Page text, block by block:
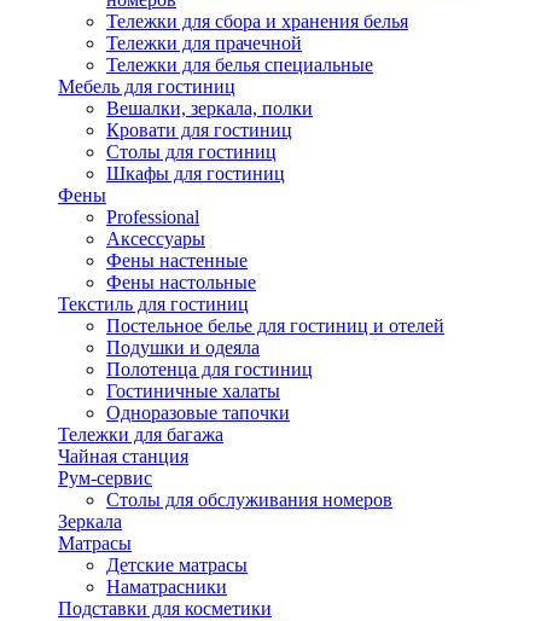
Тележки для сбора и хранения белья
Тележки для прачечной
Тележки для белья специальные
Мебель для гостиниц
Вешалки, зеркала, полки
Кровати для гостиниц
Столы для гостиниц
Шкафы для гостиниц
Фены
Professional
Аксессуары
Фены настенные
Фены настольные
Текстиль для гостиниц
Постельное белье для гостиниц и отелей
Подушки и одеяла
Полотенца для гостиниц
Гостиничные халаты
Одноразовые тапочки
Тележки для багажа
Чайная станция
Рум-сервис
Столы для обслуживания номеров
Зеркала
Матрасы
Детские матрасы
Наматрасники
Подставки для косметики